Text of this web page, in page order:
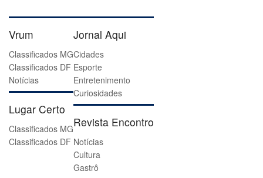
Vrum
Classificados MG
Classificados DF
Notícias
Lugar Certo
Classificados MG
Classificados DF
Jornal Aqui
Cidades
Esporte
Entretenimento
Curiosidades
Revista Encontro
Notícias
Cultura
Gastrô